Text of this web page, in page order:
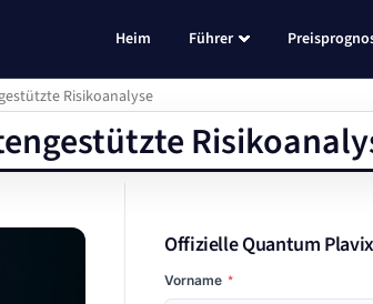
Heim Führer
Risikoanalyse
Offizielle Quantum
Vorname *